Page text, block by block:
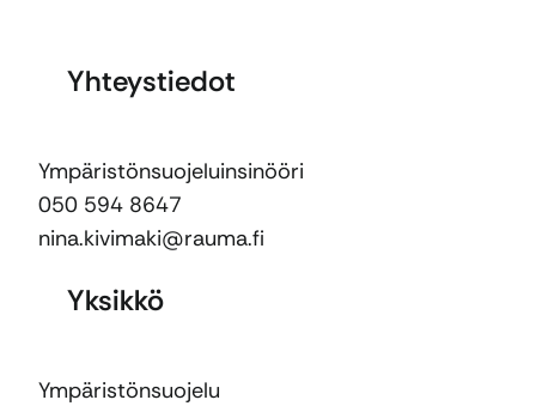
Yhteystiedot
Ympäristönsuojeluinsinööri
050 594 8647
nina.kivimaki@rauma.fi
Yksikkö
Ympäristönsuojelu